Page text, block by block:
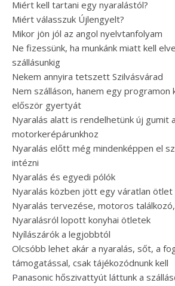
Miért kell tartani egy nyaralástól?
Miért válasszuk Újlengyelt?
Mikor jön jól az angol nyelvtanfolyam
Ne fizessünk, ha munkánk miatt kell
szállásunkig
Nekem annyira tetszett Szilvásvárad
Nem szálláson, hanem egy
először gyertyát
Nyaralás alatt is rendelhetünk új gumit a
motorkerépárunkhoz
Nyaralás előtt még mindenképpen el
intézni
Nyaralás és egyedi pólók
Nyaralás közben jött egy váratlan ötlet
Nyaralás tervezése, motoros
Nyaralásról lopott konyhai ötletek
Nyílászárók a legjobbtól
Olcsóbb lehet akár a nyaralás, sőt, a
támogatással, csak tájékozódnunk kell
Panasonic hőszivattyút láttunk a